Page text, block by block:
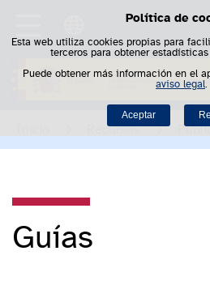
Política de
Esta web utiliza cookies propias para
terceros para obtener
Puede obtener más información en el
aviso legal
Aceptar
Recursos
Guías